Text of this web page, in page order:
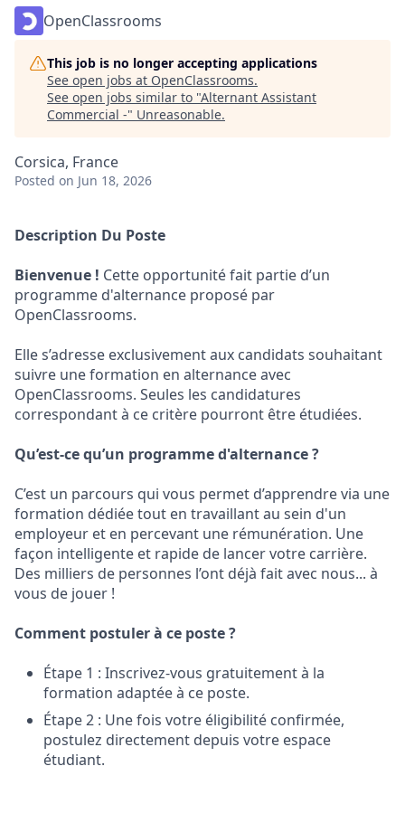
OpenClassrooms
This job is no longer accepting applications
See open jobs at OpenClassrooms.
See open jobs similar to "Alternant Assistant
Commercial -" Unreasonable.
Corsica, France
Posted on Jun 18, 2026
Description Du Poste
Bienvenue ! Cette opportunité fait partie d’un
programme d'alternance proposé par
OpenClassrooms.
Elle s’adresse exclusivement aux candidats souhaitant
suivre une formation en alternance avec
OpenClassrooms. Seules les candidatures
correspondant à ce critère pourront être étudiées.
Qu’est-ce qu’un programme d'alternance ?
C’est un parcours qui vous permet d’apprendre via une
formation dédiée tout en travaillant au sein d'un
employeur et en percevant une rémunération. Une
façon intelligente et rapide de lancer votre carrière.
Des milliers de personnes l’ont déjà fait avec nous... à
vous de jouer !
Comment postuler à ce poste ?
Étape 1 : Inscrivez-vous gratuitement à la
formation adaptée à ce poste.
Étape 2 : Une fois votre éligibilité confirmée,
postulez directement depuis votre espace
étudiant.